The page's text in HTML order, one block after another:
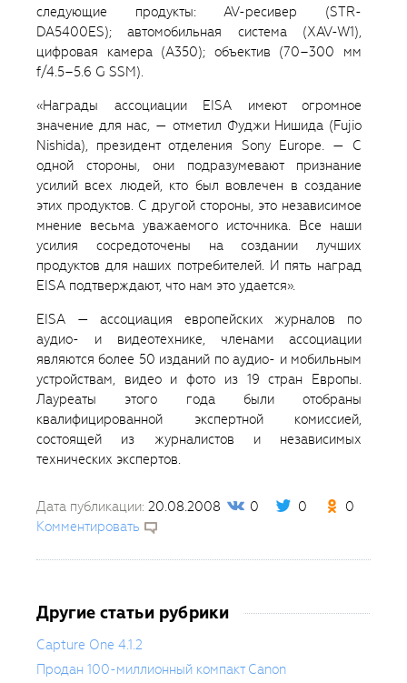
следующие продукты: AV-ресивер (STR-
DA5400ES); автомобильная система (XAV-W1),
цифровая камера (А350); объектив (70–300 мм
f/4.5–5.6 G SSM).
«Награды ассоциации EISA имеют огромное
значение для нас, — отметил Фуджи Нишида (Fujio
Nishida), президент отделения Sony Europe. — С
одной стороны, они подразумевают признание
усилий всех людей, кто был вовлечен в создание
этих продуктов. С другой стороны, это независимое
мнение весьма уважаемого источника. Все наши
усилия сосредоточены на создании лучших
продуктов для наших потребителей. И пять наград
EISA подтверждают, что нам это удается».
EISA — ассоциация европейских журналов по
аудио- и видеотехнике, членами ассоциации
являются более 50 изданий по аудио- и мобильным
устройствам, видео и фото из 19 стран Европы.
Лауреаты этого года были отобраны
квалифицированной экспертной комиссией,
состоящей из журналистов и независимых
технических экспертов.
Дата публикации: 20.08.2008 0 0
0
Комментировать
Другие статьи рубрики
Capture One 4.1.2
Продан 100-миллионный компакт Canon